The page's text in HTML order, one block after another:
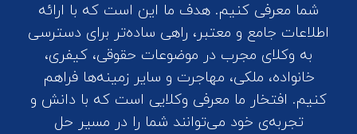
شما معرفی کنیم. هدف ما این است که با ارائه
اطلاعات جامع و معتبر، راهی ساده‌تر برای دسترسی
به وکلای مجرب در موضوعات حقوقی، کیفری،
خانواده، ملکی، مهاجرت و سایر زمینه‌ها فراهم
کنیم. افتخار ما معرفی وکلایی است که با دانش و
تجربه‌ی خود می‌توانند شما را در مسیر حل